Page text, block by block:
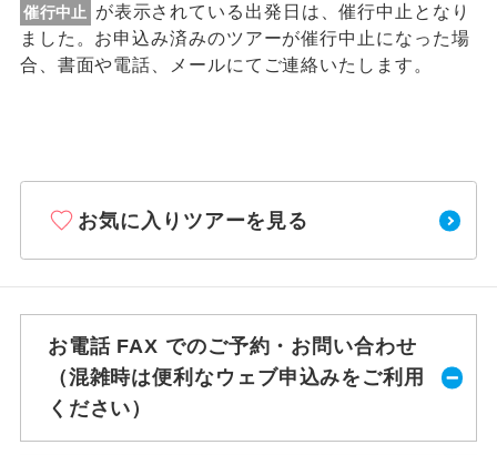
催行中止
が表示されている出発日は、催行中止となり
ました。お申込み済みのツアーが催行中止になった場
合、書面や電話、メールにてご連絡いたします。
お気に入りツアーを見る
お電話 FAX でのご予約・お問い合わせ
（混雑時は便利なウェブ申込みをご利用
ください）